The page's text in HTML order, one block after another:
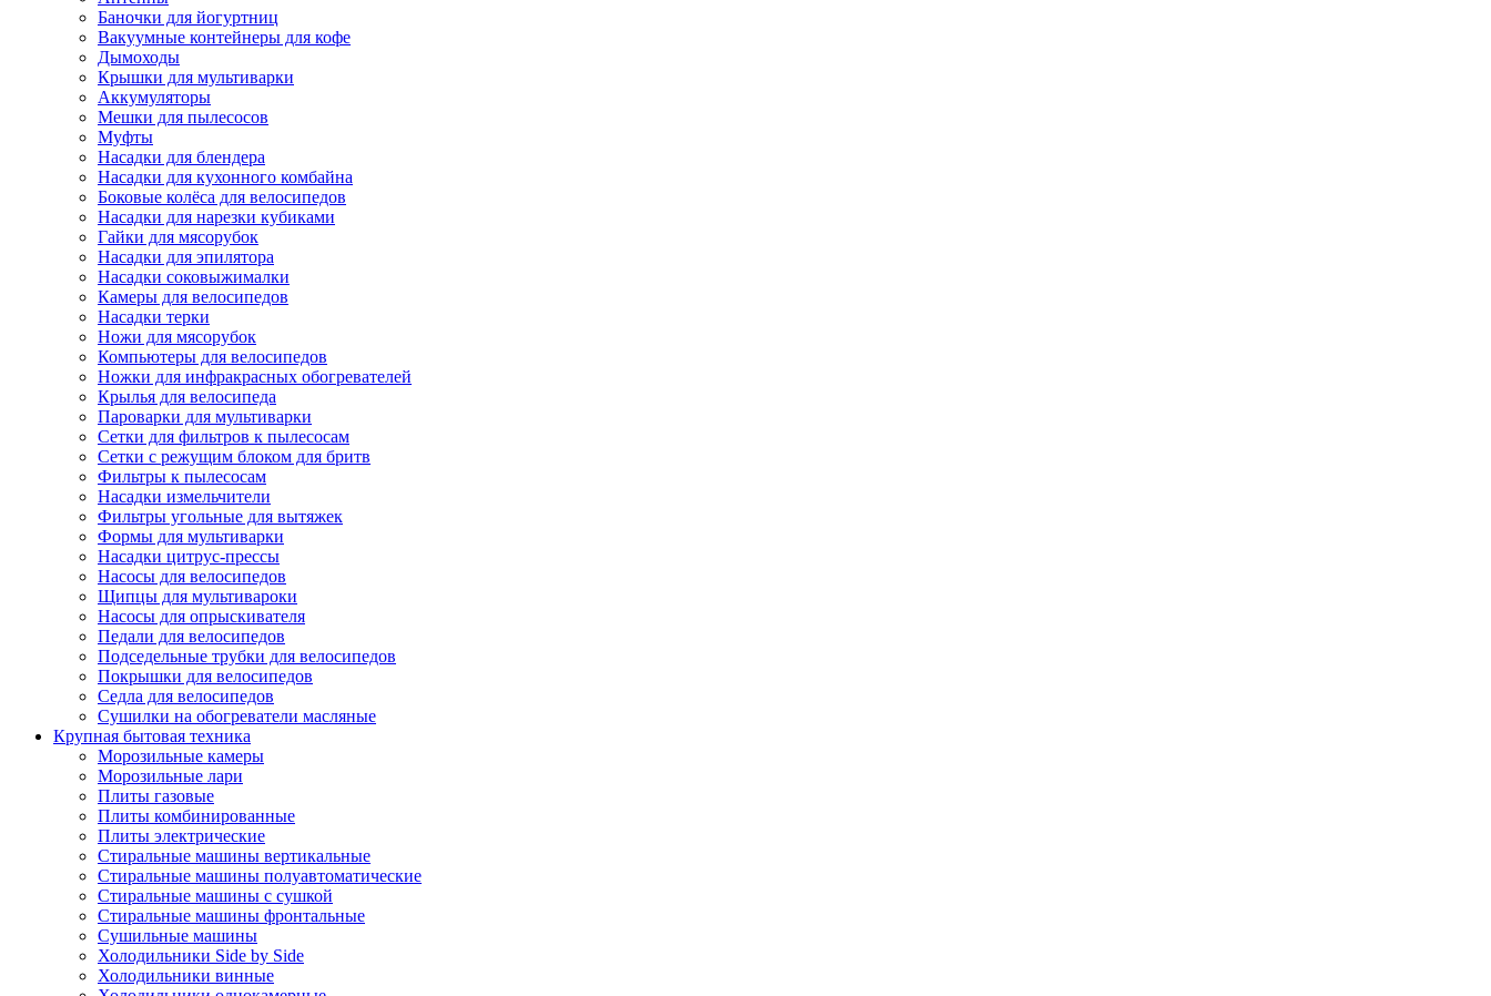
Баночки для йогуртниц
Вакуумные контейнеры для кофе
Дымоходы
Крышки для мультиварки
Аккумуляторы
Мешки для пылесосов
Муфты
Насадки для блендера
Насадки для кухонного комбайна
Боковые колёса для велосипедов
Насадки для нарезки кубиками
Гайки для мясорубок
Насадки для эпилятора
Насадки соковыжималки
Камеры для велосипедов
Насадки терки
Ножи для мясорубок
Компьютеры для велосипедов
Ножки для инфракрасных обогревателей
Крылья для велосипеда
Пароварки для мультиварки
Сетки для фильтров к пылесосам
Сетки с режущим блоком для бритв
Фильтры к пылесосам
Насадки измельчители
Фильтры угольные для вытяжек
Формы для мультиварки
Насадки цитрус-прессы
Насосы для велосипедов
Щипцы для мультивароки
Насосы для опрыскивателя
Педали для велосипедов
Подседельные трубки для велосипедов
Покрышки для велосипедов
Седла для велосипедов
Сушилки на обогреватели масляные
Крупная бытовая техника
Морозильные камеры
Морозильные лари
Плиты газовые
Плиты комбинированные
Плиты электрические
Стиральные машины вертикальные
Стиральные машины полуавтоматические
Стиральные машины с сушкой
Стиральные машины фронтальные
Сушильные машины
Холодильники Side by Side
Холодильники винные